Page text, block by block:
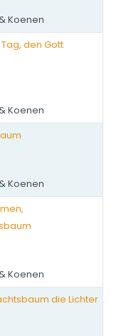
Koenen
den Gott
Koenen
Koenen
Koenen
die Lichter